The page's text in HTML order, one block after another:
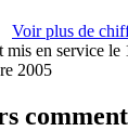
Voir plus de
mis en service le
2005